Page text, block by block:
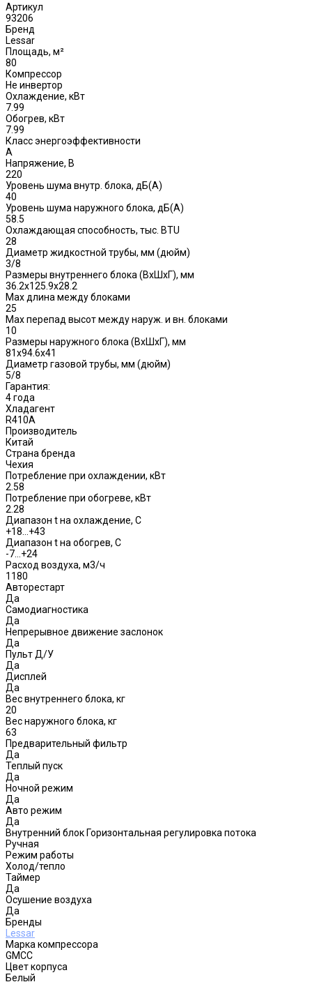
Артикул
93206
Бренд
Lessar
Площадь, м²
80
Компрессор
Не инвертор
Охлаждение, кВт
7.99
Обогрев, кВт
7.99
Класс энергоэффективности
A
Напряжение, В
220
Уровень шума внутр. блока, дБ(А)
40
Уровень шума наружного блока, дБ(A)
58.5
Охлаждающая способность, тыс. BTU
28
Диаметр жидкостной трубы, мм (дюйм)
3/8
Размеры внутреннего блока (ВхШхГ), мм
36.2x125.9x28.2
Max длина между блоками
25
Max перепад высот между наруж. и вн. блоками
10
Размеры наружного блока (ВхШхГ), мм
81х94.6х41
Диаметр газовой трубы, мм (дюйм)
5/8
Гарантия:
4 года
Хладагент
R410A
Производитель
Китай
Страна бренда
Чеxия
Потребление при охлаждении, кВт
2.58
Потребление при обогреве, кВт
2.28
Диапазон t на охлаждение, С
+18…+43
Диапазон t на обогрев, С
-7…+24
Расход воздуха, м3/ч
1180
Авторестарт
Да
Самодиагностика
Да
Непрерывное движение заслонок
Да
Пульт Д/У
Да
Дисплей
Да
Вес внутреннего блока, кг
20
Вес наружного блока, кг
63
Предварительный фильтр
Да
Теплый пуск
Да
Ночной режим
Да
Авто режим
Да
Внутренний блок Горизонтальная регулировка потока
Ручная
Режим работы
Холод/тепло
Таймер
Да
Осушение воздуха
Да
Бренды
Lessar
Марка компрессора
GMCC
Цвет корпуса
Белый